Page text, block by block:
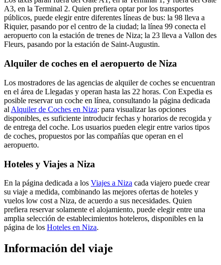
A3, en la Terminal 2. Quien prefiera optar por los transportes
públicos, puede elegir entre diferentes líneas de bus: la 98 lleva a
Riquier, pasando por el centro de la ciudad; la línea 99 conecta el
aeropuerto con la estación de trenes de Niza; la 23 lleva a Vallon des
Fleurs, pasando por la estación de Saint-Augustin.
Alquiler de coches en el aeropuerto de Niza
Los mostradores de las agencias de alquiler de coches se encuentran
en el área de Llegadas y operan hasta las 22 horas. Con Expedia es
posible reservar un coche en línea, consultando la página dedicada
al Alquiler de Coches en Niza: para visualizar las opciones
disponibles, es suficiente introducir fechas y horarios de recogida y
de entrega del coche. Los usuarios pueden elegir entre varios tipos
de coches, propuestos por las compañías que operan en el
aeropuerto.
Hoteles y Viajes a Niza
En la página dedicada a los Viajes a Niza cada viajero puede crear
su viaje a medida, combinando las mejores ofertas de hoteles y
vuelos low cost a Niza, de acuerdo a sus necesidades. Quien
prefiera reservar solamente el alojamiento, puede elegir entre una
amplia selección de establecimientos hoteleros, disponibles en la
página de los Hoteles en Niza.
Información del viaje